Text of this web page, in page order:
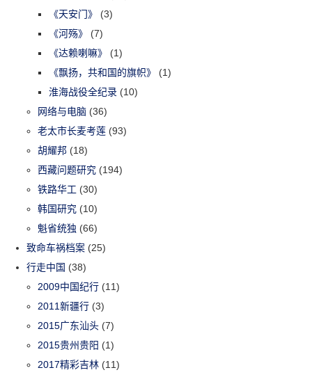
《天安门》
(3)
《河殇》
(7)
《达赖喇嘛》
(1)
《飘扬，共和国的旗帜》
(1)
淮海战役全纪录 (10)
网络与电脑 (36)
老太市长麦考莲 (93)
胡耀邦 (18)
西藏问题研究 (194)
铁路华工 (30)
韩国研究 (10)
魁省统独 (66)
致命车祸档案 (25)
行走中国 (38)
2009中国纪行 (11)
2011新疆行 (3)
2015广东汕头 (7)
2015贵州贵阳 (1)
2017精彩吉林 (11)